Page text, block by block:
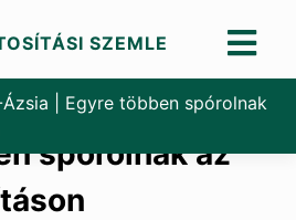
SZEMLE
Egyre többen spórolnak
spórolnak az